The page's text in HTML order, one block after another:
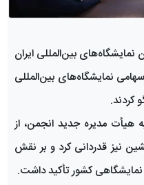
نمایشگاه‌های بین‌المللی ایران
نمایشگاه‌های بین‌المللی
کردند.
هیأت مدیره جدید انجمن، از
نیز قدردانی کرد و بر نقش
کشور تأکید داشت.